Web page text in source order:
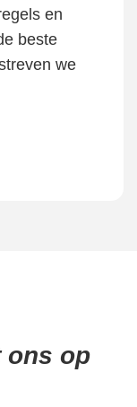
en
beste
we
ons op